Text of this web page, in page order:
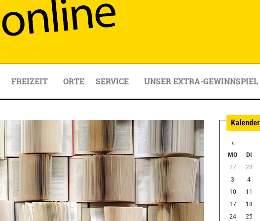
FREIZEIT ORTE SERVICE UNSER EXTRA-GEWINNSPIEL
‹
MO DI
27
28
3
4
10
11
17
18
24
25